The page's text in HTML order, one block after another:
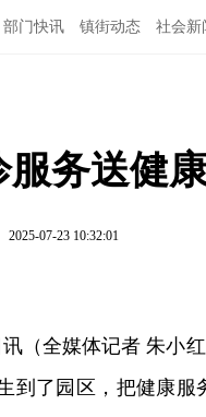
部门快讯 镇街动态 社会新
务送健康
2025-07-23 10:32:01
（全媒体记者 朱小
到了园区，把健康服